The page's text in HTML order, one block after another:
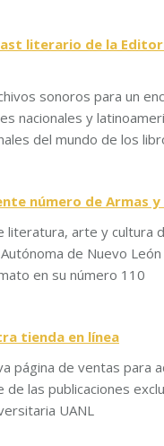
literario de la
sonoros para un
nacionales y
del mundo de los
número de Armas
literatura, arte y cultura
de Nuevo
en su número 110
tienda en línea
página de ventas para
de las publicaciones
UANL